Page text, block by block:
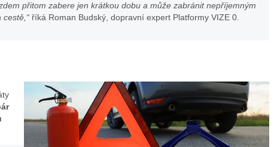
Superb
Žena
přitom zabere jen krátkou dobu a může zabránit nepříjemným
říká Roman Budský, dopravní expert Platformy VIZE 0.